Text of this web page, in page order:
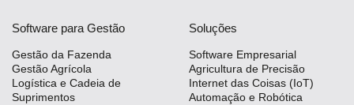
Software para Gestão
Gestão da Fazenda
Gestão Agrícola
Logística e Cadeia de
Suprimentos
Soluções
Software Empresarial
Agricultura de Precisão
Internet das Coisas (IoT)
Automação e Robótica